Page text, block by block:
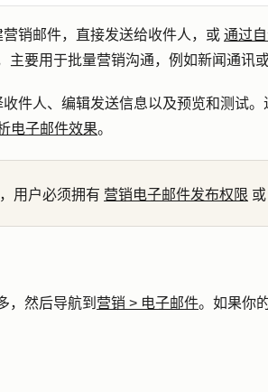
销邮件，直接发送给收件人，或 通过
主要用于批量营销沟通，例如新闻通讯
件人、编辑发送信息以及预览和测试
电子邮件效果。
用户必须拥有 营销电子邮件发布权限 或
，然后导航到 营销 > 电子邮件。如果你